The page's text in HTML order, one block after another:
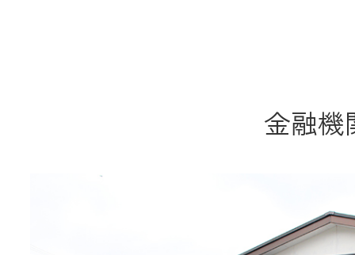
金融機